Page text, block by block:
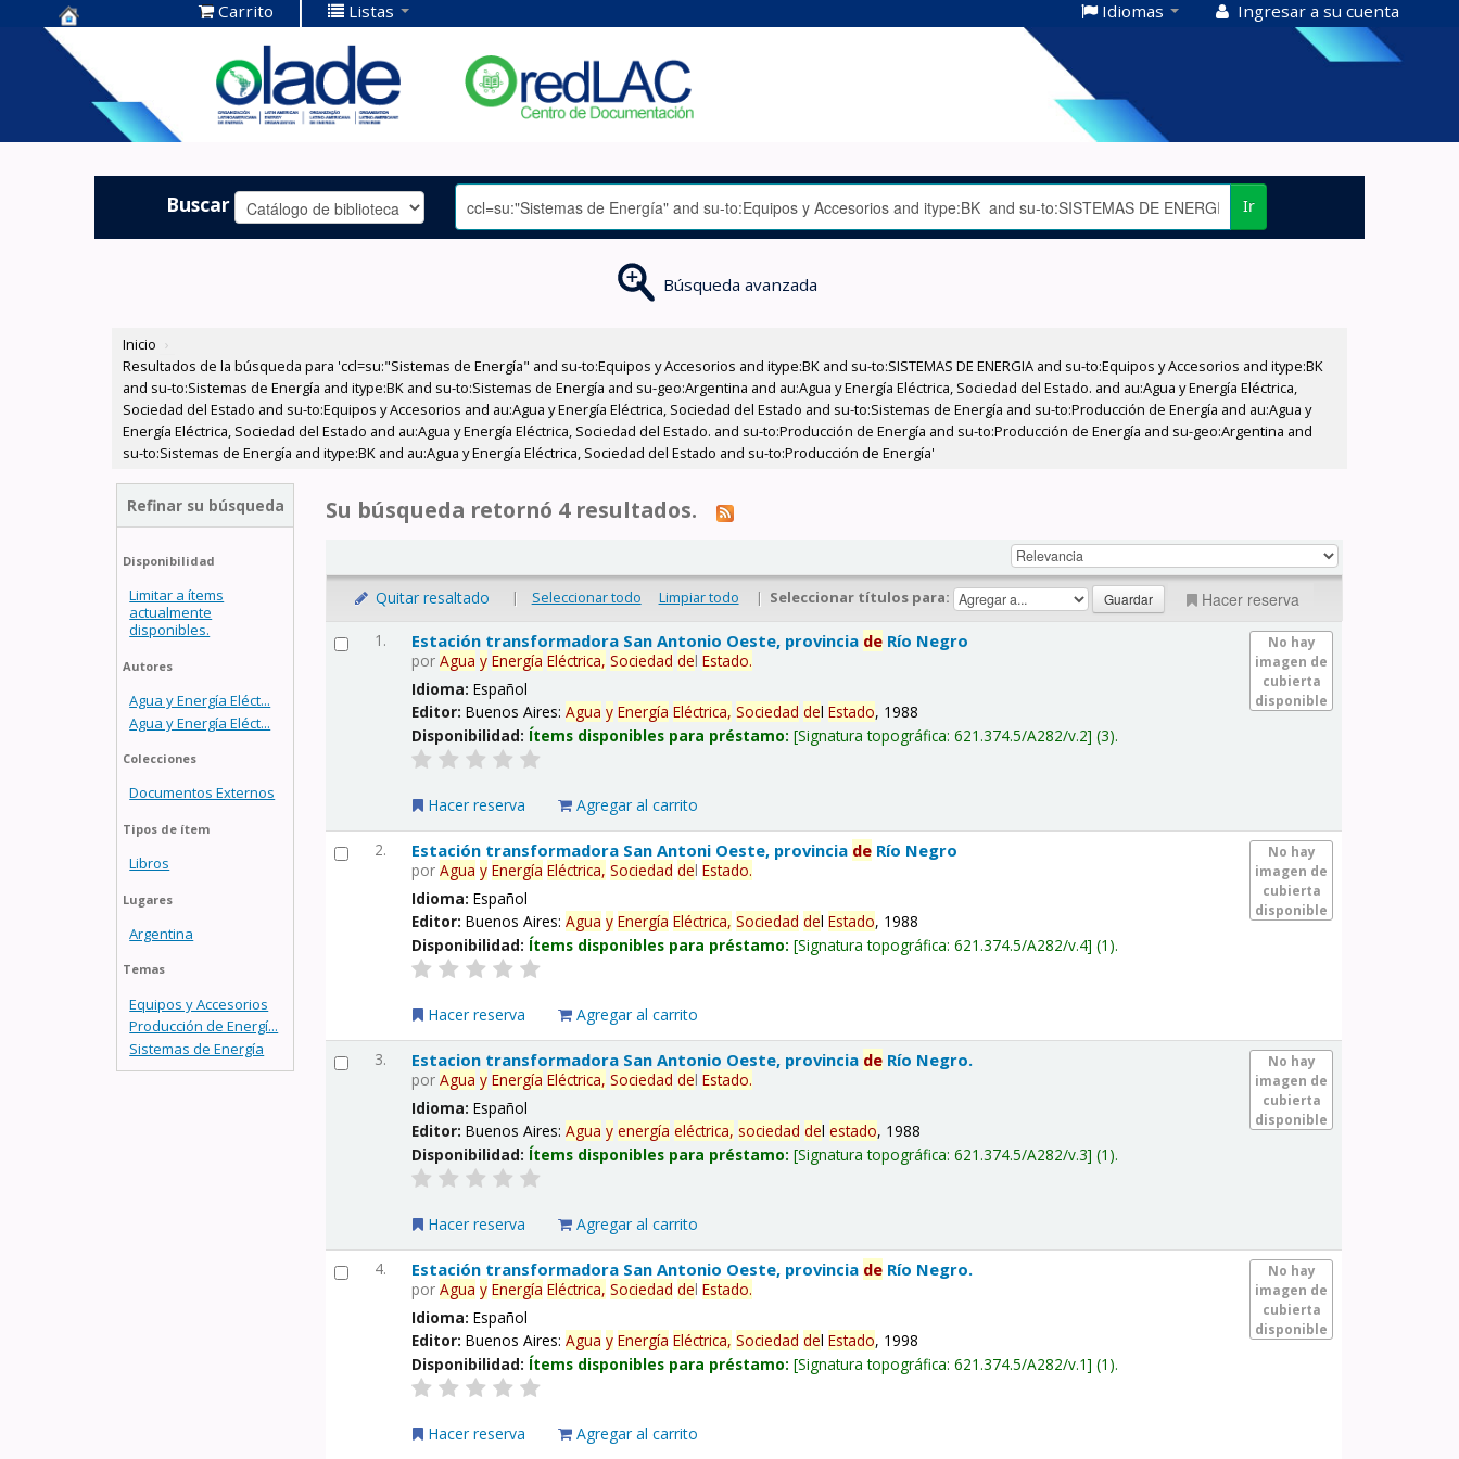
Centro de
Documentación
OLADE -
Carrito Listas Idiomas Ingresar a su cuenta
Buscar Ir
Búsqueda avanzada
Inicio ›
Resultados de la búsqueda para 'ccl=su:"Sistemas de Energía" and su-to:Equipos y Accesorios and itype:BK and su-to:SISTEMAS DE ENERGIA and su-to:Equipos y Accesorios and itype:BK
and su-to:Sistemas de Energía and itype:BK and su-to:Sistemas de Energía and su-geo:Argentina and au:Agua y Energía Eléctrica, Sociedad del Estado. and au:Agua y Energía Eléctrica,
Sociedad del Estado and su-to:Equipos y Accesorios and au:Agua y Energía Eléctrica, Sociedad del Estado and su-to:Sistemas de Energía and su-to:Producción de Energía and au:Agua y
Energía Eléctrica, Sociedad del Estado and au:Agua y Energía Eléctrica, Sociedad del Estado. and su-to:Producción de Energía and su-to:Producción de Energía and su-geo:Argentina and
su-to:Sistemas de Energía and itype:BK and au:Agua y Energía Eléctrica, Sociedad del Estado and su-to:Producción de Energía'
Refinar su búsqueda
Disponibilidad
Limitar a ítems
actualmente
disponibles.
Autores
Agua y Energía Eléct...
Agua y Energía Eléct...
Colecciones
Documentos Externos
Tipos de ítem
Libros
Lugares
Argentina
Temas
Equipos y Accesorios
Producción de Energí...
Sistemas de Energía
Su búsqueda retornó 4 resultados.
Quitar resaltado | Seleccionar todo Limpiar todo | Seleccionar títulos para: Hacer reserva
1.
No hay
imagen de
cubierta
disponible
Estación transformadora San Antonio Oeste, provincia de Río Negro
porAgua y Energía Eléctrica, Sociedad delEstado.
Idioma:Español
Editor:Buenos Aires:Agua y Energía Eléctrica, Sociedad delEstado, 1988
Disponibilidad: Ítems disponibles para préstamo: Signatura topográfica:621.374.5/A282/v.2 (3).
Hacer reserva Agregar al carrito
2.
No hay
imagen de
cubierta
disponible
Estación transformadora San Antoni Oeste, provincia de Río Negro
porAgua y Energía Eléctrica, Sociedad delEstado.
Idioma:Español
Editor:Buenos Aires:Agua y Energía Eléctrica, Sociedad delEstado, 1988
Disponibilidad: Ítems disponibles para préstamo: Signatura topográfica:621.374.5/A282/v.4 (1).
Hacer reserva Agregar al carrito
3.
No hay
imagen de
cubierta
disponible
Estacion transformadora San Antonio Oeste, provincia de Río Negro.
porAgua y Energía Eléctrica, Sociedad delEstado.
Idioma:Español
Editor:Buenos Aires:Agua y energía eléctrica, sociedad delestado, 1988
Disponibilidad: Ítems disponibles para préstamo: Signatura topográfica:621.374.5/A282/v.3 (1).
Hacer reserva Agregar al carrito
4.
No hay
imagen de
cubierta
disponible
Estación transformadora San Antonio Oeste, provincia de Río Negro.
porAgua y Energía Eléctrica, Sociedad delEstado.
Idioma:Español
Editor:Buenos Aires:Agua y Energía Eléctrica, Sociedad delEstado, 1998
Disponibilidad: Ítems disponibles para préstamo: Signatura topográfica:621.374.5/A282/v.1 (1).
Hacer reserva Agregar al carrito